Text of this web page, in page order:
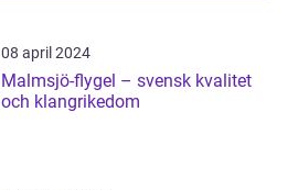
08 april 2024
Malmsjö-flygel – svensk kvalitet
och klangrikedom